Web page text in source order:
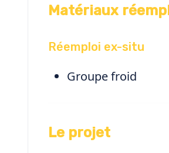
Matériaux
Réemploi ex-situ
Groupe froid
Le projet